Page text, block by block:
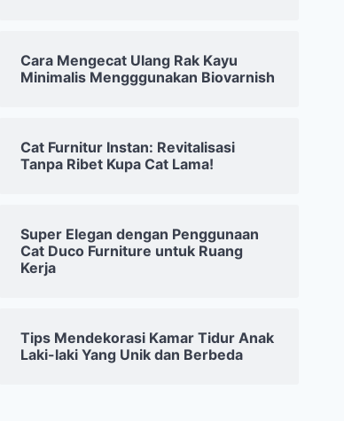
Cara Mengecat Ulang Rak Kayu
Minimalis Mengggunakan Biovarnish
Cat Furnitur Instan: Revitalisasi
Tanpa Ribet Kupa Cat Lama!
Super Elegan dengan Penggunaan
Cat Duco Furniture untuk Ruang
Kerja
Tips Mendekorasi Kamar Tidur Anak
Laki-laki Yang Unik dan Berbeda